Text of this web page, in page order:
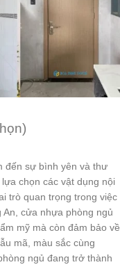
đến sự bình yên và thư
chọn các vật dụng nội
trò quan trọng trong việc
cửa nhựa phòng ngủ
mỹ mà còn đảm bảo về
mã, màu sắc cùng
ngủ đang trở thành